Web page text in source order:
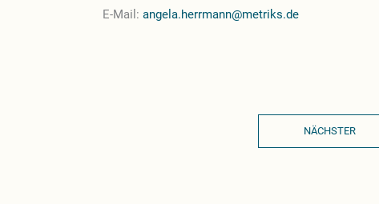
E-Mail: angela.herrmann@metriks.de
NÄCHSTER